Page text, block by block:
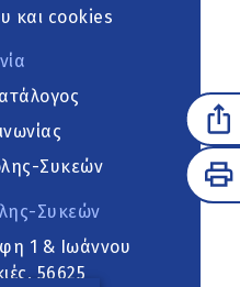
και cookies
Συκεών
Συκεών
1 & Ιωάννου
56625